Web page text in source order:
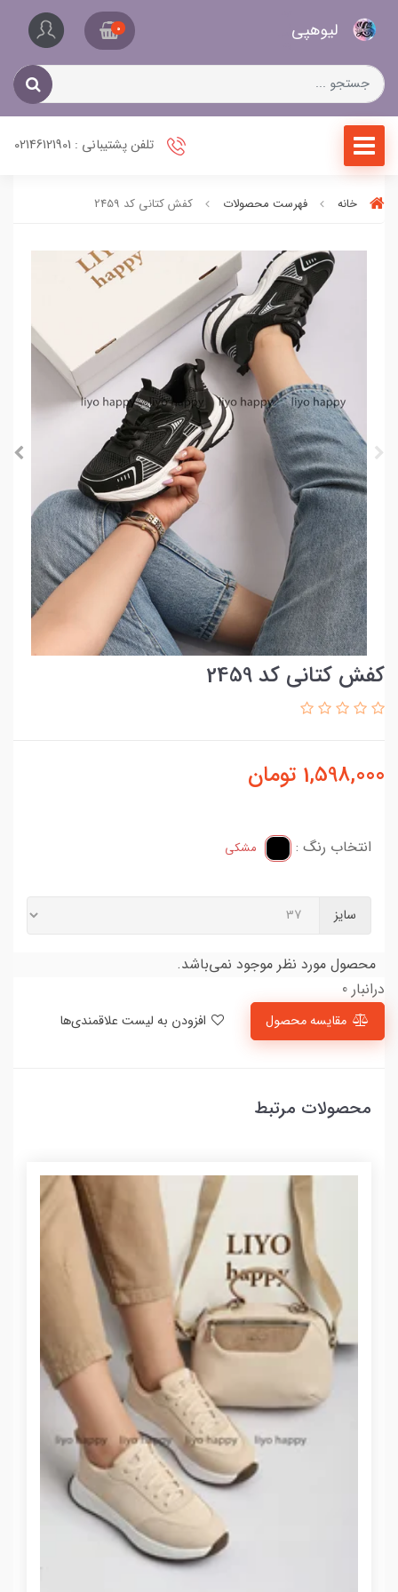
لیو‌هپی 0
تلفن پشتیبانی : 02146121901
خانه فهرست محصولات کفش کتانی کد 2459
کفش کتانی کد 2459
1,598,000 تومان
انتخاب رنگ : مشکی
سایز
محصول مورد نظر موجود نمی‌باشد.
درانبار 0
مقایسه محصول
محصولات مرتبط